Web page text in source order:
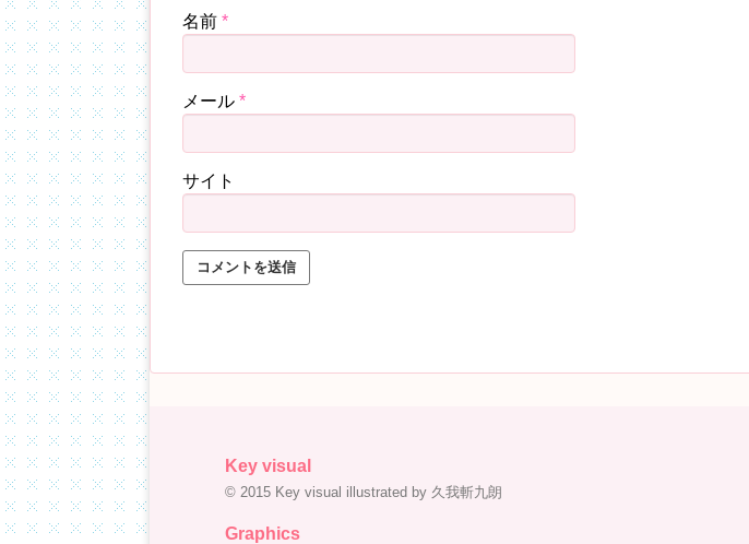
名前 *
メール *
サイト
Key visual
© 2015 Key visual illustrated by 久我斬九朗
Graphics